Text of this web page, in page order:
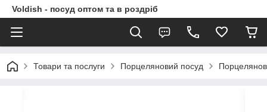
Voldish - посуд оптом та в роздріб
Товари та послуги Порцеляновий посуд